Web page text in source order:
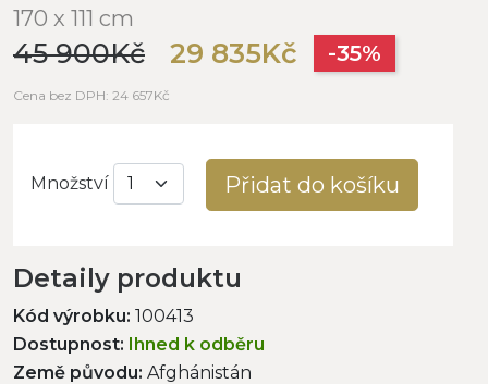
170 x 111 cm
45 900Kč 29 835Kč -35%
Cena bez DPH: 24 657Kč
Množství Přidat do košíku
Detaily produktu
Kód výrobku: 100413
Dostupnost: Ihned k odběru
Země původu: Afghánistán